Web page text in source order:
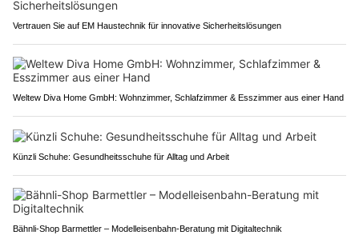
Vertrauen Sie auf EM Haustechnik für innovative Sicherheitslösungen
Weltew Diva Home GmbH: Wohnzimmer, Schlafzimmer & Esszimmer aus einer Hand
Künzli Schuhe: Gesundheitsschuhe für Alltag und Arbeit
Bähnli-Shop Barmettler – Modelleisenbahn-Beratung mit Digitaltechnik